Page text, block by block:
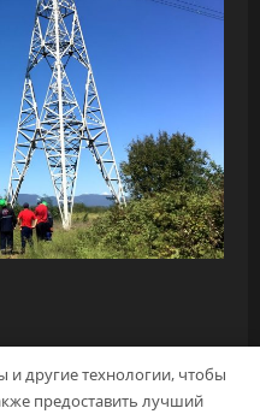
и другие технологии, чтобы
предоставить лучший